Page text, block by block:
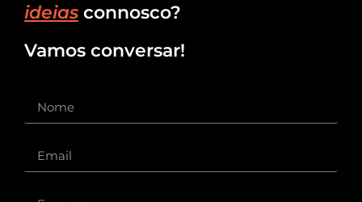
ideias connosco?
Vamos conversar!